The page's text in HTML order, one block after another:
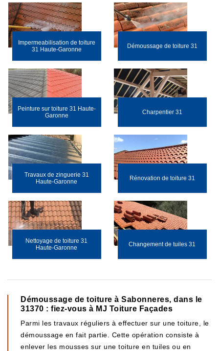
Impermeabilisation de toiture
31 Haute-Garonne
Démoussage de toiture 31
Peinture sur toiture 31 Haute-
Garonne
Charpentier 31
Travaux de zinguerie 31
Haute-Garonne
Rénovation de toiture 31
Nettoyage de toiture 31
Haute-Garonne
Changement de tuiles 31
Démoussage de toiture à Sabonneres, dans le
31370 : fiez-vous à MJ Toiture Façades
Parmi les travaux réguliers à effectuer sur une toiture, le
démoussage en fait partie. Cette opération consiste à
enlever les mousses sur une toiture en tuiles ou en